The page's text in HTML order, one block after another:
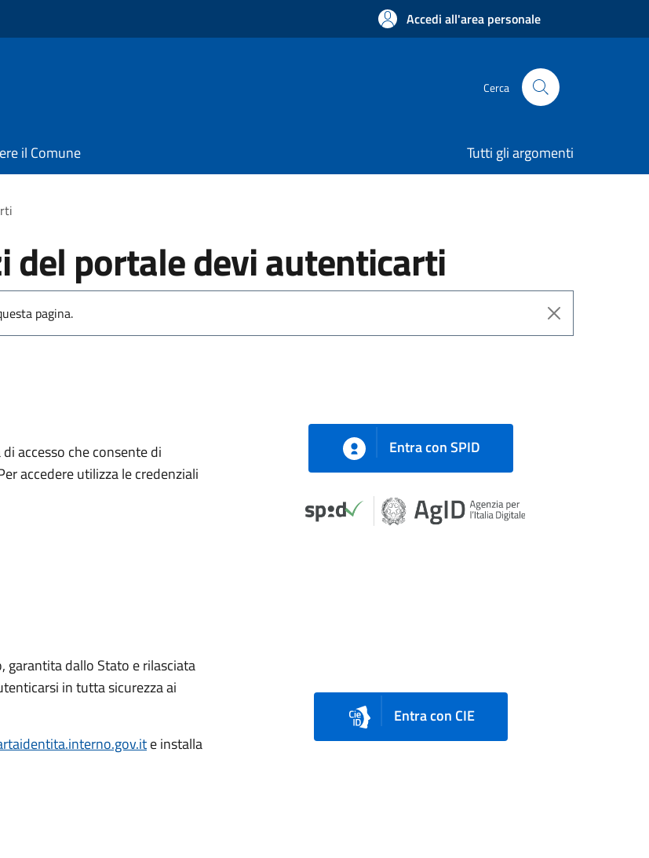
Accedi all'area personale
Cerca
il Comune Tutti gli argomenti
del portale devi autenticarti
pagina.
accesso che consente di
accedere utilizza le credenziali
Entra con SPID
garantita dallo Stato e rilasciata
in tutta sicurezza ai
e installa
Entra con CIE